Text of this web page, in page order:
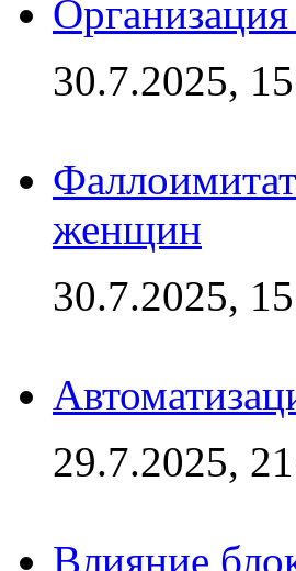
30.7.2025,
женщин
30.7.2025,
29.7.2025,
Влияние